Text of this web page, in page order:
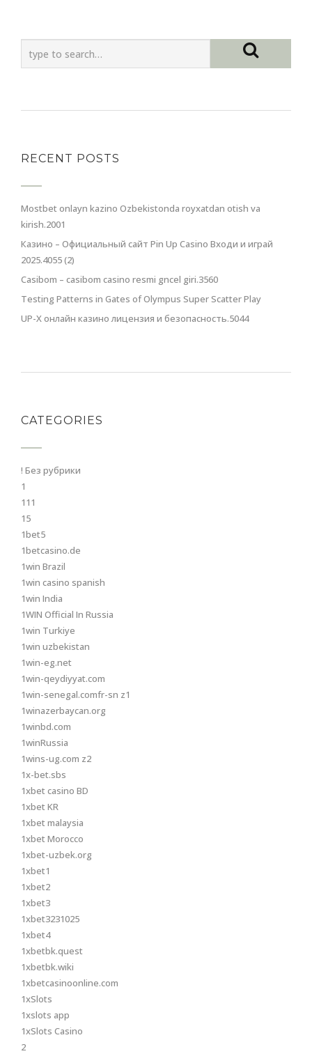
RECENT POSTS
Mostbet onlayn kazino Ozbekistonda royxatdan otish va
kirish.2001
Казино – Официальный сайт Pin Up Casino Входи и играй
2025.4055 (2)
Casibom – casibom casino resmi gncel giri.3560
Testing Patterns in Gates of Olympus Super Scatter Play
UP-X онлайн казино лицензия и безопасность.5044
CATEGORIES
! Без рубрики
1
111
15
1bet5
1betcasino.de
1win Brazil
1win casino spanish
1win India
1WIN Official In Russia
1win Turkiye
1win uzbekistan
1win-eg.net
1win-qeydiyyat.com
1win-senegal.comfr-sn z1
1winazerbaycan.org
1winbd.com
1winRussia
1wins-ug.com z2
1x-bet.sbs
1xbet casino BD
1xbet KR
1xbet malaysia
1xbet Morocco
1xbet-uzbek.org
1xbet1
1xbet2
1xbet3
1xbet3231025
1xbet4
1xbetbk.quest
1xbetbk.wiki
1xbetcasinoonline.com
1xSlots
1xslots app
1xSlots Casino
2